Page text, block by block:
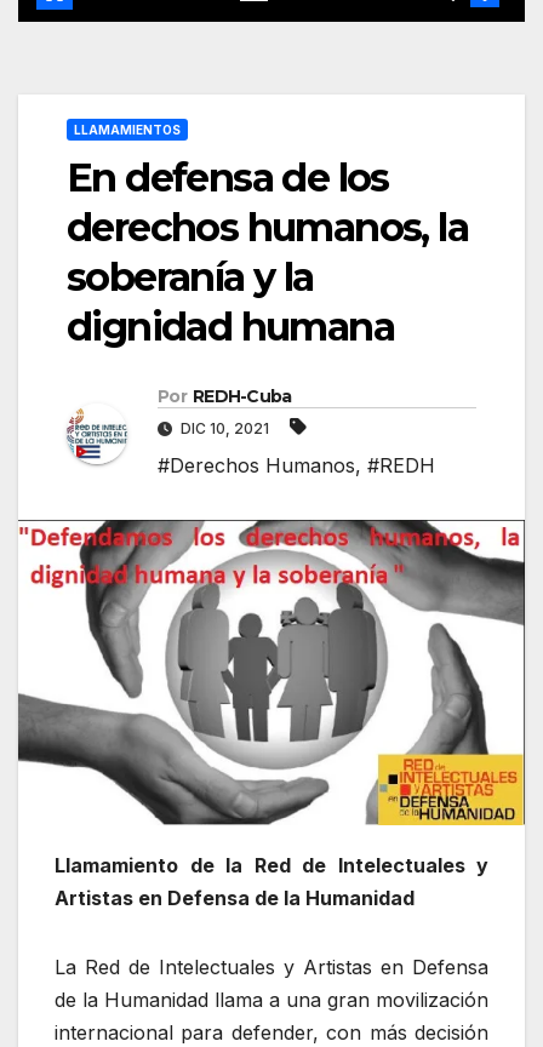
LLAMAMIENTOS
En defensa de los
derechos humanos, la
soberanía y la
dignidad humana
Por REDH-Cuba
DIC 10, 2021
#Derechos Humanos, #REDH
Llamamiento de la Red de Intelectuales y
Artistas en Defensa de la Humanidad
La Red de Intelectuales y Artistas en Defensa
de la Humanidad llama a una gran movilización
internacional para defender, con más decisión